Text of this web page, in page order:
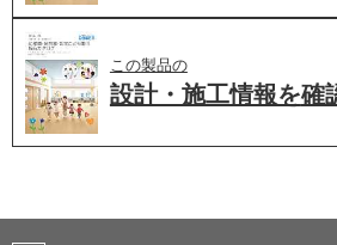
この製品の
設計・施工情報を確